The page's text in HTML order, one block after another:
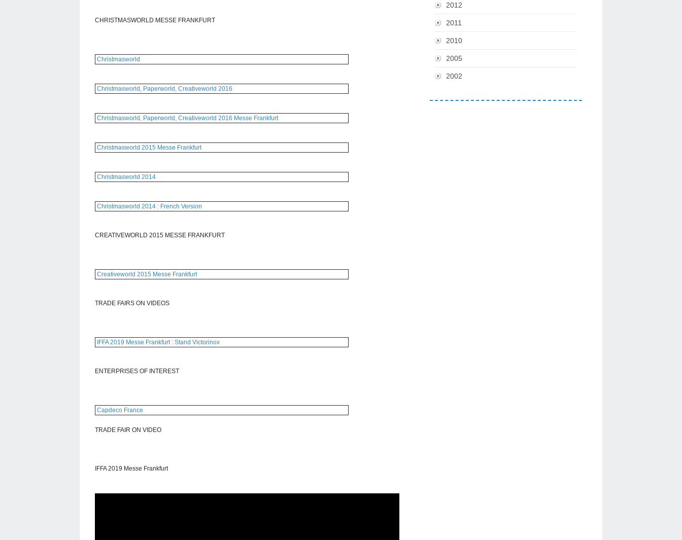
CHRISTMASWORLD MESSE FRANKFURT
Christmasworld
Christmasworld, Paperworld, Creativeworld 2016
Christmasworld, Paperworld, Creativeworld 2016 Messe Frankfurt
Christmasworld 2015 Messe Frankfurt
Christmasworld 2014
Christmasworld 2014 : French Version
CREATIVEWORLD 2015 MESSE FRANKFURT
Creativeworld 2015 Messe Frankfurt
TRADE FAIRS ON VIDEOS
IFFA 2019 Messe Frankfurt : Stand Victorinox
ENTERPRISES OF INTEREST
Capdeco France
TRADE FAIR ON VIDEO
IFFA 2019 Messe Frankfurt
2012
2011
2010
2005
2002